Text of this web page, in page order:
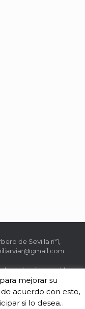
de Sevilla nº1,
datos|aviso legal|
mejorar su
acuerdo con esto,
si lo desea..